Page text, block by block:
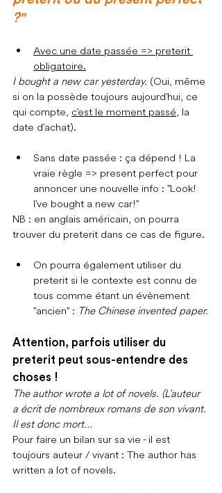
?"
Avec une date passée => preterit
obligatoire.
I bought a new car yesterday. (Oui, même
si on la possède toujours aujourd'hui, ce
qui compte, c'est le moment passé, la
date d'achat).
Sans date passée : ça dépend ! La
vraie règle => present perfect pour
annoncer une nouvelle info : "Look!
I've bought a new car!"
NB : en anglais américain, on pourra
trouver du preterit dans ce cas de figure.
On pourra également utiliser du
preterit si le contexte est connu de
tous comme étant un évènement
"ancien" : The Chinese invented paper.
Attention, parfois utiliser du
preterit peut sous-entendre des
choses !
The author wrote a lot of novels. (L'auteur
a écrit de nombreux romans de son vivant.
Il est donc mort...
Pour faire un bilan sur sa vie - il est
toujours auteur / vivant : The author has
written a lot of novels.